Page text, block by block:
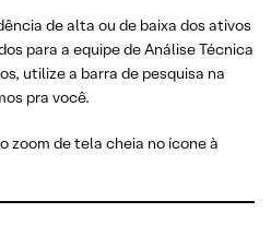
de alta ou de baixa dos ativos
para a equipe de Análise Técnica
utilize a barra de pesquisa na
pra você.
zoom de tela cheia no ícone à